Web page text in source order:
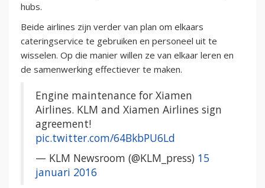
hubs.
Beide airlines zijn verder van plan om elkaars
cateringservice te gebruiken en personeel uit te
wisselen. Op die manier willen ze van elkaar leren en
de samenwerking effectiever te maken.
Engine maintenance for Xiamen
Airlines. KLM and Xiamen Airlines sign
agreement!
pic.twitter.com/64BkbPU6Ld
— KLM Newsroom (@KLM_press) 15
januari 2016